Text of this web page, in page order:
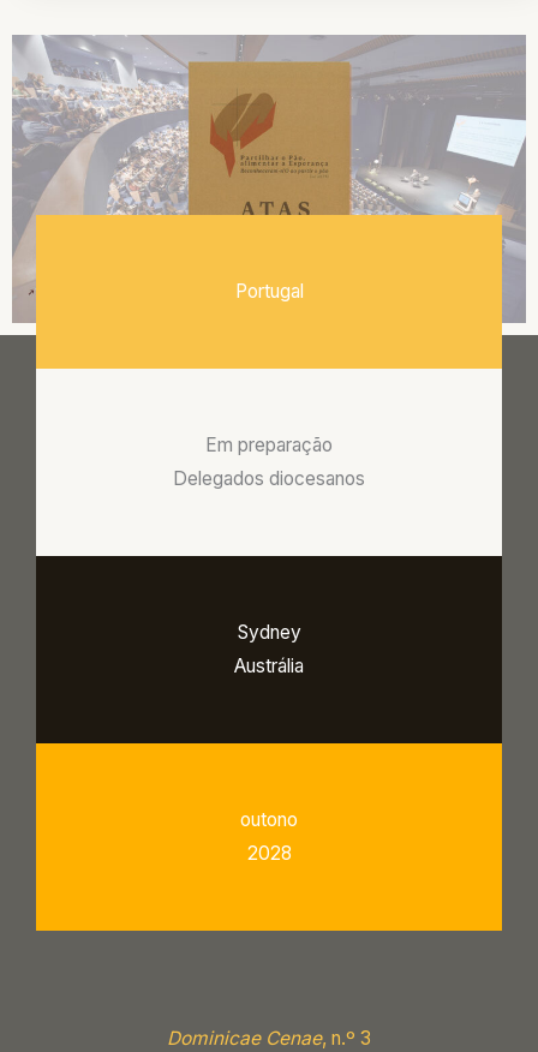
Portugal
Em preparação
Delegados diocesanos
Sydney
Austrália
outono
2028
Dominicae Cenae, n.º 3